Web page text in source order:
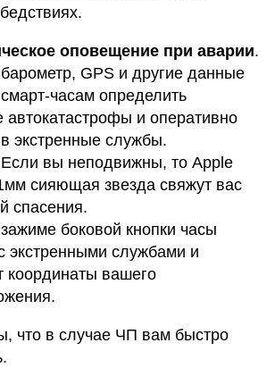
оповещение при аварии.
GPS и другие данные
часам определить
автокатастрофы и оперативно
экстренные службы.
вы неподвижны, то Apple
сияющая звезда свяжут вас
спасения.
боковой кнопки часы
экстренными службами и
координаты вашего
что в случае ЧП вам быстро